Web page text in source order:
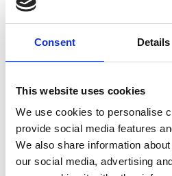
Consent Details
This website uses cookies
We use cookies to personalise
provide social media features
We also share information
our social media, advertising
Collezione,
–
Roberto Massa– BS&P,
Mattoni 1873,
Francesco
Architectural Consulting,
– Nová Mosilana.
Del Collegio dei Revisori fanno
Horizon Consulting Italy STP,